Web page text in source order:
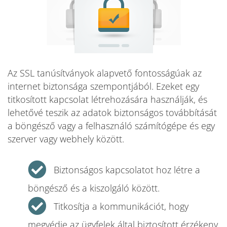
Az SSL tanúsítványok alapvető fontosságúak az
internet biztonsága szempontjából. Ezeket egy
titkosított kapcsolat létrehozására használják, és
lehetővé teszik az adatok biztonságos továbbítását
a böngésző vagy a felhasználó számítógépe és egy
szerver vagy webhely között.
Biztonságos kapcsolatot hoz létre a
böngésző és a kiszolgáló között.
Titkosítja a kommunikációt, hogy
megvédje az ügyfelek által biztosított érzékeny